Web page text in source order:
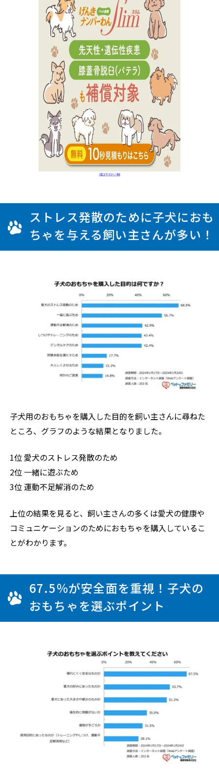
ストレス発散のために子犬におも
ちゃを与える飼い主さんが多い！
子犬用のおもちゃを購入した目的を飼い主さんに尋ねた
ところ、グラフのような結果となりました。
1位 愛犬のストレス発散のため
2位 一緒に遊ぶため
3位 運動不足解消のため
上位の結果を見ると、飼い主さんの多くは愛犬の健康や
コミュニケーションのためにおもちゃを購入しているこ
とがわかります。
67.5％が安全面を重視！子犬の
おもちゃを選ぶポイント